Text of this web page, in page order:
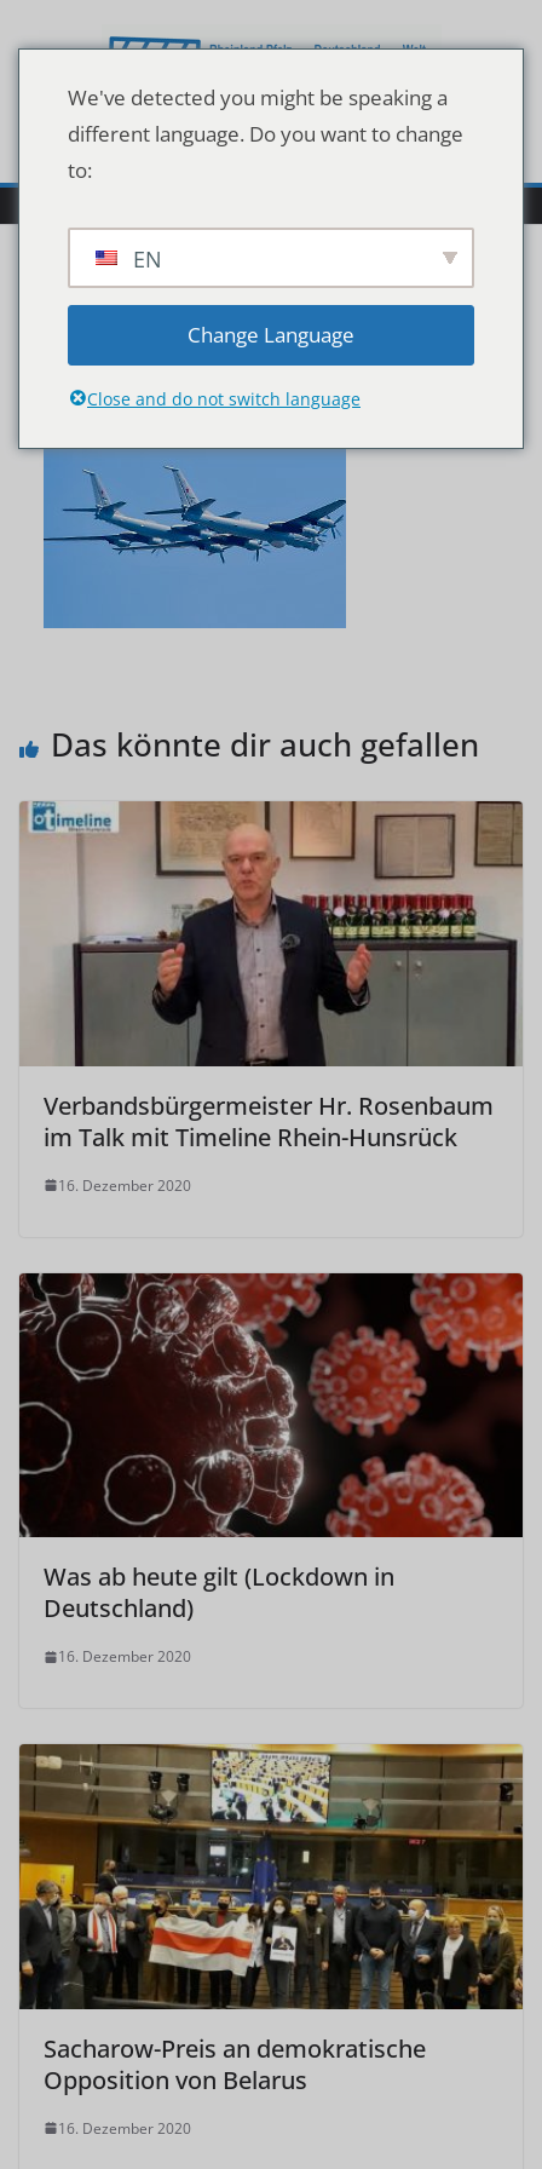
Inhalt
imago0100281635h
Das könnte dir auch gefallen
Verbandsbürgermeister Hr. Rosenbaum
im Talk mit Timeline Rhein-Hunsrück
16. Dezember 2020
Was ab heute gilt (Lockdown in
Deutschland)
16. Dezember 2020
Sacharow-Preis an demokratische
Opposition von Belarus
16. Dezember 2020
We've detected you might be speaking a
different language. Do you want to change
to:
EN
Change Language
Close and do not switch language